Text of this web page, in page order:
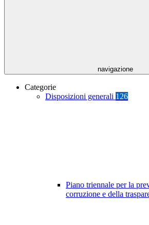
navigazione
Categorie
Disposizioni generali 126
Piano triennale per la
corruzione e della